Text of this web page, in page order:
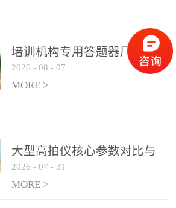
用
训即
持与
学工具
单
互
，完
，避
无论
培训机构专用答题器厂家产
品方案
2026 - 08 - 07
MORE >
大型高拍仪核心参数对比与
选购建议
2026 - 07 - 31
MORE >